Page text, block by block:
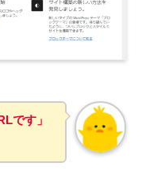
です」